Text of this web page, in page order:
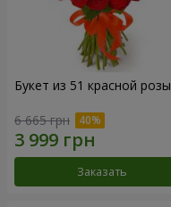
Букет из 51 красной розы
6 665 грн
Заказать